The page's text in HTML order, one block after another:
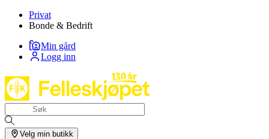
Privat
Bonde & Bedrift
Min gård
Logg inn
Velg min butikk